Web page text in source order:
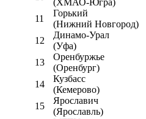
(ХМАО-Югра)
11
Горький
(Нижний Новгород)
12
Динамо-Урал
(Уфа)
13
Оренбуржье
(Оренбург)
14
Кузбасс
(Кемерово)
15
Ярославич
(Ярославль)